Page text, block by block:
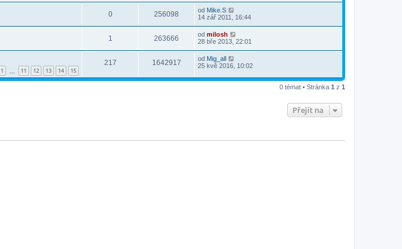
0 256098 od Mike.S
14 zář 2011, 16:44
1 263666 od milosh
28 bře 2013, 22:01
1 11 12 13 14 15
217 1642917 od Mig_all
25 kvě 2016, 10:02
0 témat • Stránka 1 z 1
Přejít na